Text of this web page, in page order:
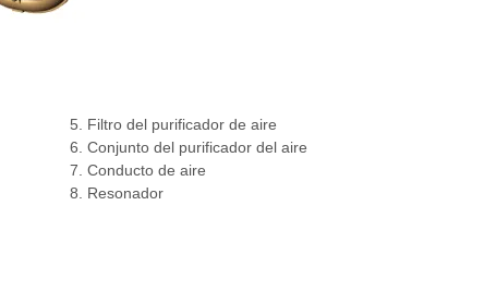
5. Filtro del purificador de aire
6. Conjunto del purificador del aire
7. Conducto de aire
8. Resonador